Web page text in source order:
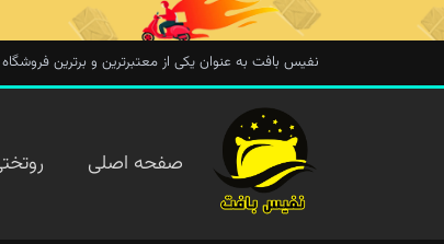
نفیس بافت به عنوان یکی از معتبرترین و برترین فروشگاه های
صفحه اصلی